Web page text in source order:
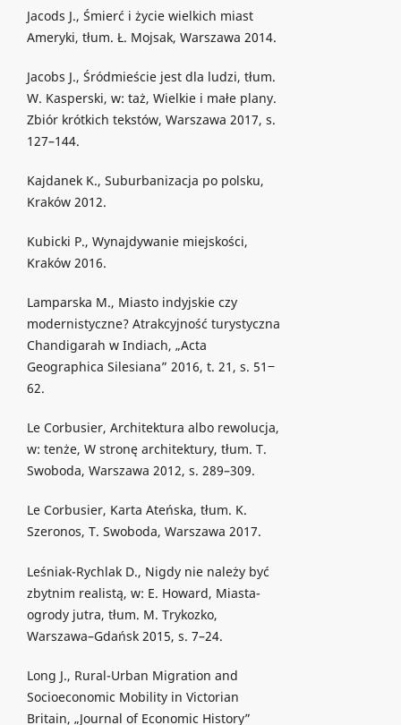
Jacods J., Śmierć i życie wielkich miast
Ameryki, tłum. Ł. Mojsak, Warszawa 2014.
Jacobs J., Śródmieście jest dla ludzi, tłum.
W. Kasperski, w: taż, Wielkie i małe plany.
Zbiór krótkich tekstów, Warszawa 2017, s.
127–144.
Kajdanek K., Suburbanizacja po polsku,
Kraków 2012.
Kubicki P., Wynajdywanie miejskości,
Kraków 2016.
Lamparska M., Miasto indyjskie czy
modernistyczne? Atrakcyjność turystyczna
Chandigarah w Indiach, „Acta
Geographica Silesiana” 2016, t. 21, s. 51‒
62.
Le Corbusier, Architektura albo rewolucja,
w: tenże, W stronę architektury, tłum. T.
Swoboda, Warszawa 2012, s. 289–309.
Le Corbusier, Karta Ateńska, tłum. K.
Szeronos, T. Swoboda, Warszawa 2017.
Leśniak-Rychlak D., Nigdy nie należy być
zbytnim realistą, w: E. Howard, Miasta-
ogrody jutra, tłum. M. Trykozko,
Warszawa–Gdańsk 2015, s. 7–24.
Long J., Rural-Urban Migration and
Socioeconomic Mobility in Victorian
Britain, „Journal of Economic History”